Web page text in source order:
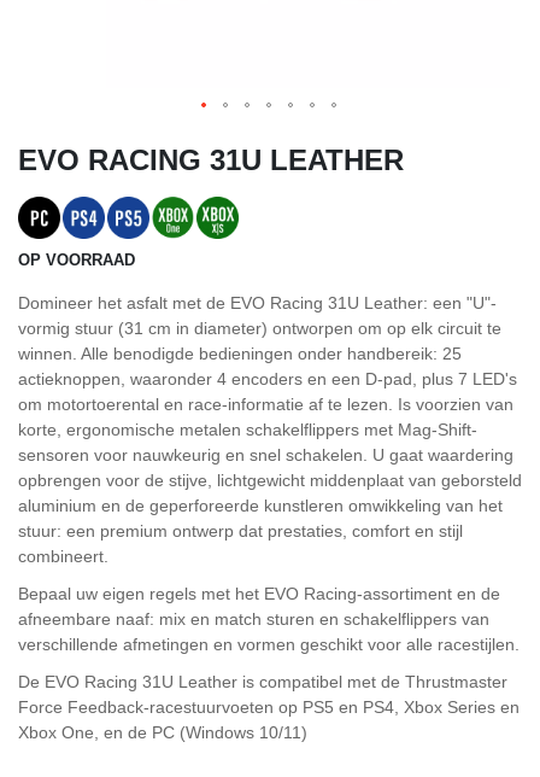
EVO RACING 31U LEATHER
OP VOORRAAD
Domineer het asfalt met de EVO Racing 31U Leather: een "U"-
vormig stuur (31 cm in diameter) ontworpen om op elk circuit te
winnen. Alle benodigde bedieningen onder handbereik: 25
actieknoppen, waaronder 4 encoders en een D-pad, plus 7 LED's
om motortoerental en race-informatie af te lezen. Is voorzien van
korte, ergonomische metalen schakelflippers met Mag-Shift-
sensoren voor nauwkeurig en snel schakelen. U gaat waardering
opbrengen voor de stijve, lichtgewicht middenplaat van geborsteld
aluminium en de geperforeerde kunstleren omwikkeling van het
stuur: een premium ontwerp dat prestaties, comfort en stijl
combineert.
Bepaal uw eigen regels met het EVO Racing-assortiment en de
afneembare naaf: mix en match sturen en schakelflippers van
verschillende afmetingen en vormen geschikt voor alle racestijlen.
De EVO Racing 31U Leather is compatibel met de Thrustmaster
Force Feedback-racestuurvoeten op PS5 en PS4, Xbox Series en
Xbox One, en de PC (Windows 10/11)